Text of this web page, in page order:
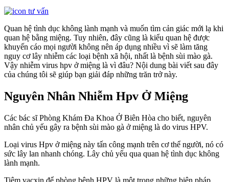
Quan hệ tình dục không lành mạnh và muốn tìm cản giác mới lạ khi
quan hệ bằng miệng. Tuy nhiên, đây cũng là kiểu quan hệ được
khuyến cáo mọi người không nên áp dụng nhiều vì sẽ làm tăng
nguy cơ lây nhiễm các loại bệnh xã hội, nhất là bệnh sùi mào gà.
Vậy nhiễm virus hpv ở miệng là vì đâu? Nội dung bài viết sau đây
của chúng tôi sẽ giúp bạn giải đáp những trăn trở này.
Nguyên Nhân Nhiễm Hpv Ở Miệng
Các bác sĩ Phòng Khám Đa Khoa Ở Biên Hòa cho biết, nguyên
nhân chủ yếu gây ra bệnh sùi mào gà ở miệng là do virus HPV.
Loại virus Hpv ở miệng này tấn công mạnh trên cơ thể người, nó có
sức lây lan nhanh chóng. Lây chủ yếu qua quan hệ tình dục không
lành mạnh.